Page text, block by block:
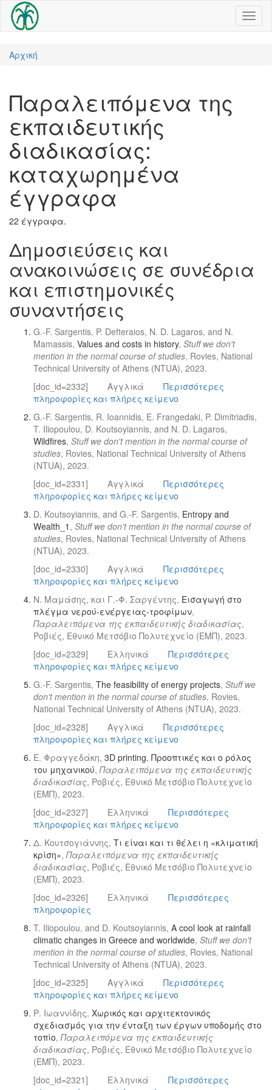
Αρχική
Παραλειπόμενα της
εκπαιδευτικής
διαδικασίας:
καταχωρημένα
έγγραφα
22 έγγραφα.
Δημοσιεύσεις και
ανακοινώσεις σε συνέδρια
και επιστημονικές
συναντήσεις
G.-F. Sargentis, P. Defteraios, N. D. Lagaros, and N.
Mamassis, Values and costs in history, Stuff we don't
mention in the normal course of studies, Rovies, National
Technical University of Athens (NTUA), 2023.
[doc_id=2332]
Αγγλικά
Περισσότερες
πληροφορίες και πλήρες κείμενο
G.-F. Sargentis, R. Ioannidis, E. Frangedaki, P. Dimitriadis,
T. Iliopoulou, D. Koutsoyiannis, and N. D. Lagaros,
Wildfires, Stuff we don't mention in the normal course of
studies, Rovies, National Technical University of Athens
(NTUA), 2023.
[doc_id=2331]
Αγγλικά
Περισσότερες
πληροφορίες και πλήρες κείμενο
D. Koutsoyiannis, and G.-F. Sargentis, Entropy and
Wealth_1 , Stuff we don't mention in the normal course of
studies, Rovies, National Technical University of Athens
(NTUA), 2023.
[doc_id=2330]
Αγγλικά
Περισσότερες
πληροφορίες και πλήρες κείμενο
Ν. Μαμάσης, και Γ.-Φ. Σαργέντης, Εισαγωγή στο
πλέγμα νερού-ενέργειας-τροφίμων,
Παραλειπόμενα της εκπαιδευτικής διαδικασίας,
Ροβιές, Εθνικό Μετσόβιο Πολυτεχνείο (ΕΜΠ), 2023.
[doc_id=2329]
Ελληνικά
Περισσότερες
πληροφορίες και πλήρες κείμενο
G.-F. Sargentis, Τhe feasibility of energy projects, Stuff we
don't mention in the normal course of studies, Rovies,
National Technical University of Athens (NTUA), 2023.
[doc_id=2328]
Αγγλικά
Περισσότερες
πληροφορίες και πλήρες κείμενο
Ε. Φραγγεδάκη, 3D printing. Προοπτικές και ο ρόλος
του μηχανικού,Παραλειπόμενα της εκπαιδευτικής
διαδικασίας, Ροβιές, Εθνικό Μετσόβιο Πολυτεχνείο
(ΕΜΠ), 2023.
[doc_id=2327]
Ελληνικά
Περισσότερες
πληροφορίες και πλήρες κείμενο
Δ. Κουτσογιάννης, Τι είναι και τι θέλει η «κλιματική
κρίση»,Παραλειπόμενα της εκπαιδευτικής
διαδικασίας, Ροβιές, Εθνικό Μετσόβιο Πολυτεχνείο
(ΕΜΠ), 2023.
[doc_id=2326]
Ελληνικά
Περισσότερες
πληροφορίες
T. Iliopoulou, and D. Koutsoyiannis, A cool look at rainfall
climatic changes in Greece and worldwide, Stuff we don't
mention in the normal course of studies, Rovies, National
Technical University of Athens (NTUA), 2023.
[doc_id=2325]
Αγγλικά
Περισσότερες
πληροφορίες και πλήρες κείμενο
Ρ. Ιωαννίδης, Χωρικός και αρχιτεκτονικός
σχεδιασμός για την ένταξη των έργων υποδομής στο
τοπίο,Παραλειπόμενα της εκπαιδευτικής
διαδικασίας, Ροβιές, Εθνικό Μετσόβιο Πολυτεχνείο
(ΕΜΠ), 2023.
[doc_id=2321]
Ελληνικά
Περισσότερες